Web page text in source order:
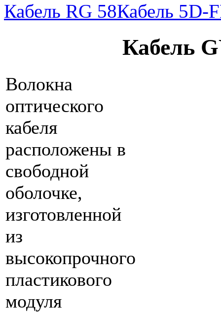
Кабель RG 58Кабель 5D-
Кабель
Волокна
оптического
кабеля
расположены в
свободной
оболочке,
изготовленной
из
высокопрочного
пластикового
модуля